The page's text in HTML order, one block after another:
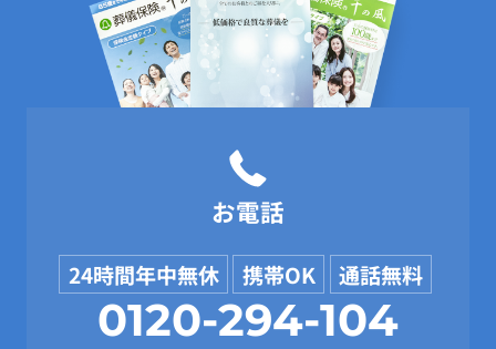
お電話
24時間年中無休 携帯OK 通話無料
0120-294-104